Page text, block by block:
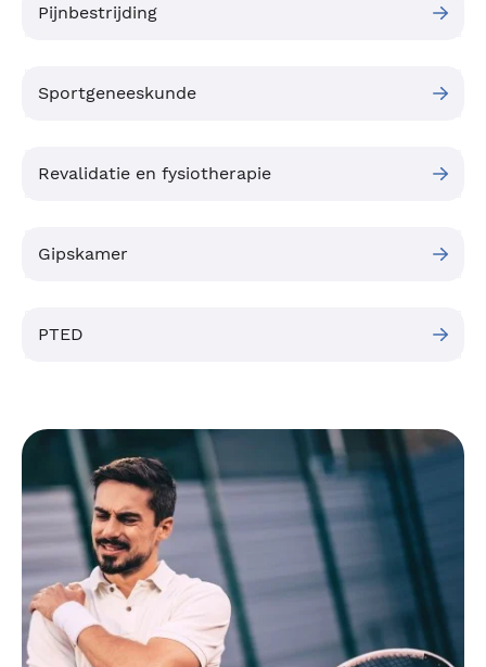
Pijnbestrijding
Sportgeneeskunde
Revalidatie en fysiotherapie
Gipskamer
PTED